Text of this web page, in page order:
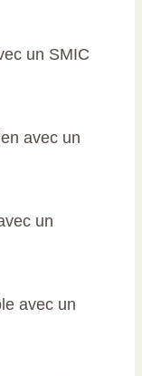
un SMIC
avec un
un
avec un